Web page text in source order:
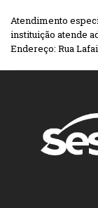
Atendimento
instituição atende
Endereço: Rua